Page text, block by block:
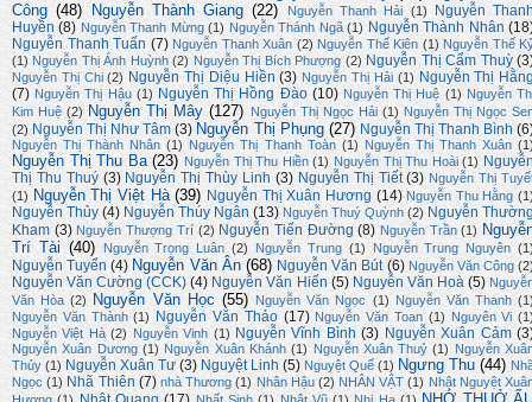
Công (48) Nguyễn Thành Giang (22) Nguyễn Thanh Hải (1)
Nguyễn
Huyền (8) Nguyễn Thanh Mừng (1) Nguyễn Thánh Ngã (1) Nguyễn Thành Nhân
Nguyễn Thanh Tuấn (7) Nguyễn Thanh Xuân (2) Nguyễn Thế Kiên (1) Nguyễn Thế
(1) Nguyễn Thị Ánh Huỳnh (2) Nguyễn Thị Bích Phượng (2) Nguyễn Thị Cẩm Thuỳ
Nguyễn Thị Chi (2) Nguyễn Thị Diệu Hiền (3) Nguyễn Thị Hải (1) Nguyễn Thị
(7) Nguyễn Thị Hậu (1) Nguyễn Thị Hồng Đào (10) Nguyễn Thị Huệ (1) Nguyễn
Kim Huệ (2) Nguyễn Thị Mây (127) Nguyễn Thị Ngọc Hải (1) Nguyễn Thị Ngọc
(2) Nguyễn Thị Như Tâm (3) Nguyễn Thị Phụng (27) Nguyễn Thị Thanh Bình
Nguyễn Thị Thành Nhân (1) Nguyễn Thị Thanh Toàn (1) Nguyễn Thị Thanh Xuân
Nguyễn Thị Thu Ba (23) Nguyễn Thị Thu Hiền (1) Nguyễn Thị Thu Hoài (1)
Thị Thu Thuý (3) Nguyễn Thị Thùy Linh (3) Nguyễn Thị Tiết (3) Nguyễn Thị
(1) Nguyễn Thị Việt Hà (39) Nguyễn Thị Xuân Hương (14) Nguyễn Thu Hằng
Nguyễn Thủy (4) Nguyễn Thúy Ngân (13) Nguyễn Thuý Quỳnh (2) Nguyễn
Kham (3) Nguyễn Thượng Trí (2) Nguyễn Tiến Đường (8) Nguyễn Trần (1)
Trí Tài (40) Nguyễn Trọng Luân (2) Nguyễn Trung (1) Nguyễn Trung Nguyên
Nguyễn Tuyển (4) Nguyễn Văn Ân (68) Nguyễn Văn Bút (6) Nguyễn Văn Công
Nguyễn Văn Cường (CCK) (4) Nguyễn Văn Hiến (5) Nguyễn Văn Hoà (5)
Văn Hòa (2) Nguyễn Văn Học (55) Nguyễn Văn Ngọc (1) Nguyễn Văn Thanh
Nguyễn Văn Thành (1) Nguyễn Văn Thảo (17) Nguyễn Văn Toan (1) Nguyên Vi
Nguyễn Việt Hà (2) Nguyễn Vinh (1) Nguyễn Vĩnh Bình (3) Nguyễn Xuân Cảm
Nguyễn Xuân Dương (1) Nguyễn Xuân Khánh (1) Nguyễn Xuân Thuỷ (1) Nguyễn
Thủy (1) Nguyễn Xuân Tư (3) Nguyệt Linh (5) Nguyệt Quế (1) Ngưng Thu (44)
Ngọc (1) Nhã Thiên (7) nhà Thương (1) Nhân Hậu (2) NHÂN VẬT (1) Nhật Nguyệt